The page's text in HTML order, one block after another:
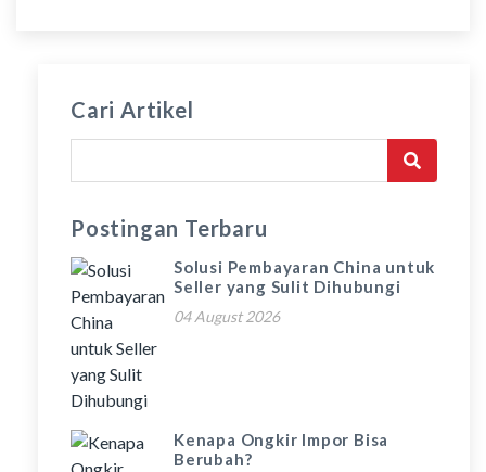
Cari Artikel
Postingan Terbaru
Solusi Pembayaran China untuk
Seller yang Sulit Dihubungi
04 August 2026
Kenapa Ongkir Impor Bisa
Berubah?